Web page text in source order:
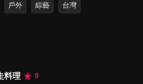
戶外 綜藝 台灣
料理
9